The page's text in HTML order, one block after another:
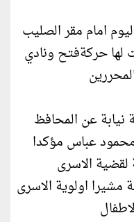
امام مقر الصليب
لها حركةفتح ونادي
عن المحافظ
محمود عباس مؤكدا
الاسرى
مشيرا اولوية الاسرى